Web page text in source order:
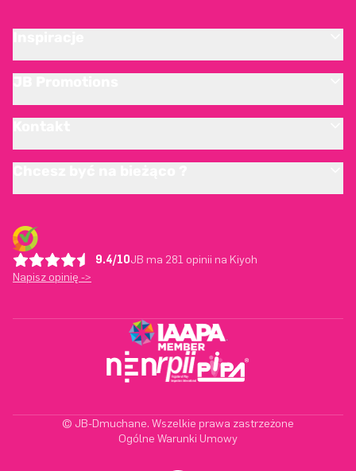
9.4/10JB ma 281 opinii na Kiyoh
Napisz opinię ->
© JB-Dmuchane. Wszelkie prawa zastrzeżone
Ogólne Warunki Umowy